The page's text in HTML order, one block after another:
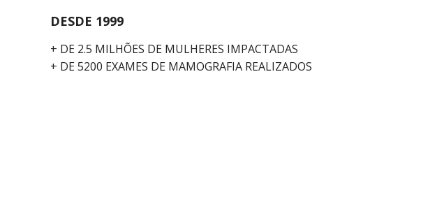
DESDE 1999
+ DE 2.5 MILHÕES DE MULHERES IMPACTADAS
+ DE 5200 EXAMES DE MAMOGRAFIA REALIZADOS